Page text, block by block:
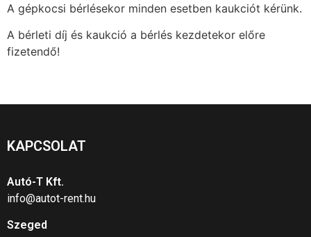
A gépkocsi bérlésekor minden esetben kaukciót kérünk.
A bérleti díj és kaukció a bérlés kezdetekor előre
fizetendő!
KAPCSOLAT
Autó-T Kft.
info@autot-rent.hu
Szeged